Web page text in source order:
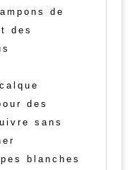
de
des
des
sans
blanches